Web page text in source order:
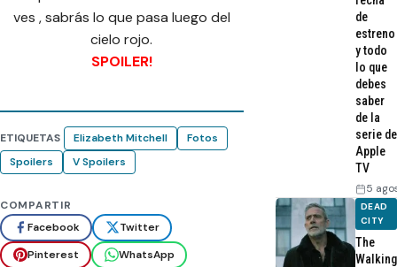
ves , sabrás lo que pasa luego del
cielo rojo.
SPOILER!
ETIQUETAS Elizabeth Mitchell
Fotos
Spoilers
V Spoilers
COMPARTIR
Facebook
Twitter
Pinterest
WhatsApp
de
estreno
y todo
lo que
debes
saber
de la
serie de
Apple
TV
5
DEAD
CITY
The
Walking